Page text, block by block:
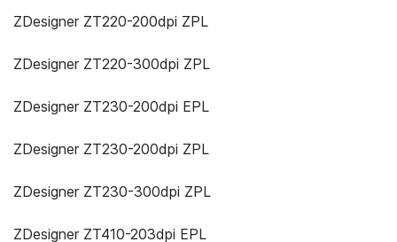
ZDesigner ZT220-200dpi ZPL
ZDesigner ZT220-300dpi ZPL
ZDesigner ZT230-200dpi EPL
ZDesigner ZT230-200dpi ZPL
ZDesigner ZT230-300dpi ZPL
ZDesigner ZT410-203dpi EPL